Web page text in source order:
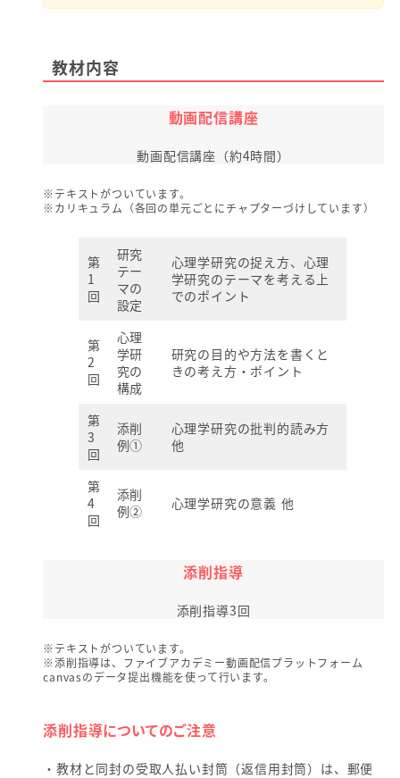
教材内容
動画配信講座
動画配信講座（約4時間）
※テキストがついています。
※カリキュラム（各回の単元ごとにチャプターづけしています）
第
1
回
研究
テー
マの
設定
心理学研究の捉え方、心理
学研究のテーマを考える上
でのポイント
第
2
回
心理
学研
究の
構成
研究の目的や方法を書くと
きの考え方・ポイント
第
3
回
添削
例①
心理学研究の批判的読み方
他
第
4
回
添削
例②
心理学研究の意義 他
添削指導
添削指導3回
※テキストがついています。
※添削指導は、ファイブアカデミー動画配信プラットフォーム
canvasのデータ提出機能を使って行います。
添削指導についてのご注意
・教材と同封の受取人払い封筒（返信用封筒）は、郵便